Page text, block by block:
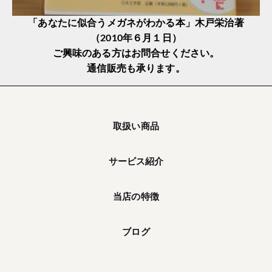
「あなたに似合うメガネがわかる本」木戸栄治著
（2010年６月１日）
ご興味のある方はお問合せください。
通信販売も承ります。
取扱い商品
サービス紹介
当店の特徴
ブログ